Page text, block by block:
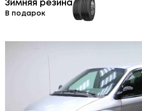
Зимняя резина
В подарок